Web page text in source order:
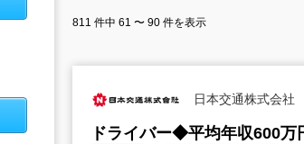
811 件中 61 〜 90 件を表示
日本交通株式会社
ドライバー◆平均年収600